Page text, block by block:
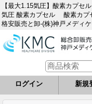
【最大1.15気圧】酸素カプセ
気圧 酸素カプセル 酸素カプ
格安販売と卸-(株)神戸メディ
ログイン 新規